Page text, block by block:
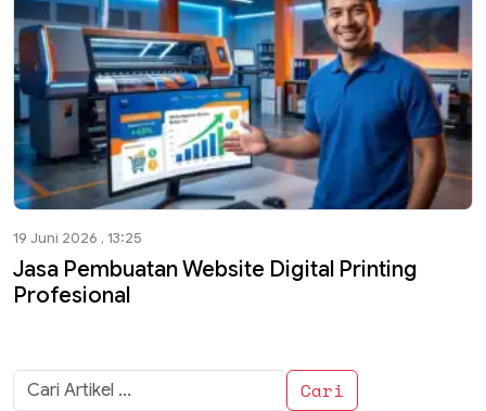
19 Juni 2026 , 13:25
Jasa Pembuatan Website Digital Printing
Profesional
Cari
untuk: